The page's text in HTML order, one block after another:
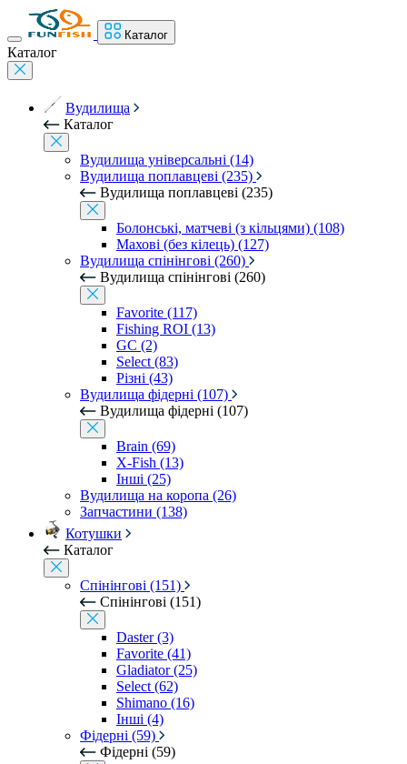
Каталог
Каталог
Вудилища
Каталог
Вудилища універсальні (14)
Вудилища поплавцеві (235)
Вудилища поплавцеві (235)
Болонські, матчеві (з кільцями) (108)
Махові (без кілець) (127)
Вудилища спінінгові (260)
Вудилища спінінгові (260)
Favorite (117)
Fishing ROI (13)
GC (2)
Select (83)
Різні (43)
Вудилища фідерні (107)
Вудилища фідерні (107)
Brain (69)
X-Fish (13)
Інші (25)
Вудилища на коропа (26)
Запчастини (138)
Котушки
Каталог
Спінінгові (151)
Спінінгові (151)
Daster (3)
Favorite (41)
Gladiator (25)
Select (62)
Shimano (16)
Інші (4)
Фідерні (59)
Фідерні (59)